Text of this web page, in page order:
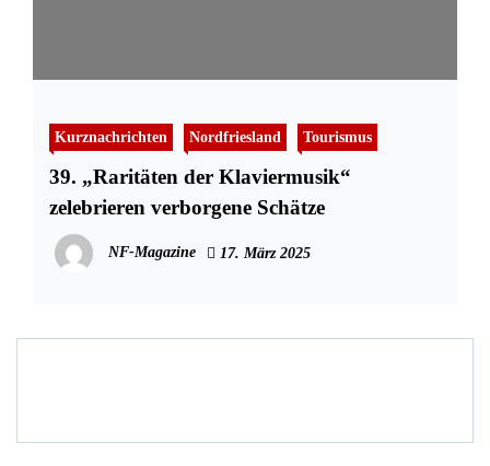
Kurznachrichten Nordfriesland Tourismus
39. „Raritäten der Klaviermusik“
zelebrieren verborgene Schätze
NF-Magazine 17. März 2025